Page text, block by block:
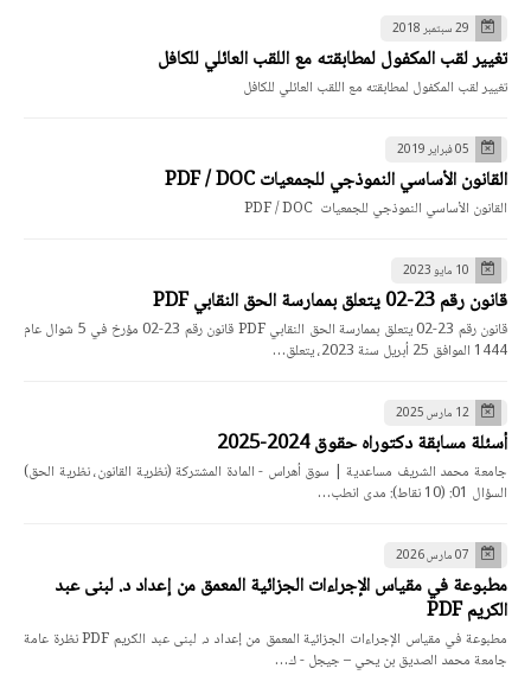
29 سبتمبر 2018
تغيير لقب المكفول لمطابقته مع اللقب العائلي للكافل
تغيير لقب المكفول لمطابقته مع اللقب العائلي للكافل
05 فبراير 2019
القانون الأساسي النموذجي للجمعيات PDF / DOC
القانون الأساسي النموذجي للجمعيات PDF / DOC
10 مايو 2023
قانون رقم 23-02 يتعلق بممارسة الحق النقابي PDF
قانون رقم 23-02 يتعلق بممارسة الحق النقابي PDF قانون رقم 23-02 مؤرخ في 5 شوال عام
1444 الموافق 25 أبريل سنة 2023، يتعلق…
12 مارس 2025
أسئلة مسابقة دكتوراه حقوق 2024-2025
جامعة محمد الشريف مساعدية | سوق أهراس - المادة المشتركة (نظرية القانون، نظرية الحق)
السؤال 01: (10 نقاط): مدى انطب…
07 مارس 2026
مطبوعة في مقياس الإجراءات الجزائية المعمق من إعداد د. لبنى عبد
الكريم PDF
مطبوعة في مقياس الإجراءات الجزائية المعمق من إعداد د. لبنى عبد الكريم PDF نظرة عامة
جامعة محمد الصديق بن يحي – جيجل - ك…